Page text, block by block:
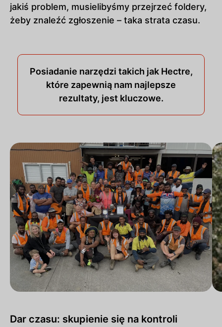
jakiś problem, musielibyśmy przejrzeć foldery,
żeby znaleźć zgłoszenie – taka strata czasu.
Posiadanie narzędzi takich jak Hectre,
które zapewnią nam najlepsze
rezultaty, jest kluczowe.
Dar czasu: skupienie się na kontroli